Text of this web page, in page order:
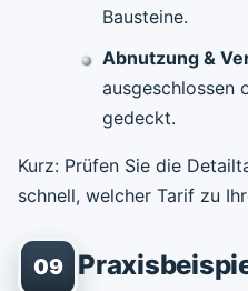
Bausteine.
Abnutzung &
ausgeschlossen
gedeckt.
Kurz: Prüfen Sie die
schnell, welcher Tarif zu
09